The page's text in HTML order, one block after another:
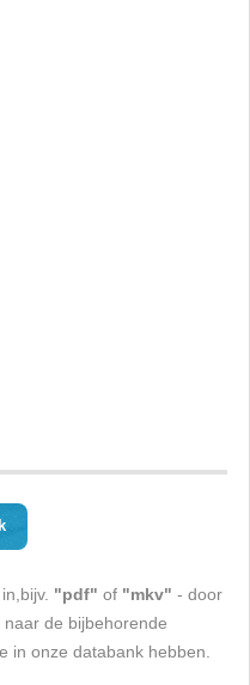
"pdf" of "mkv" - door
de bijbehorende
in onze databank hebben.